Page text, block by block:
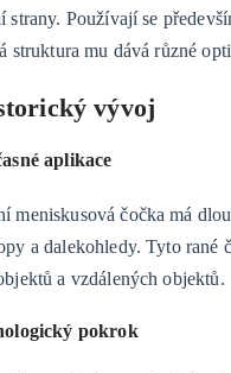
strany. Používají se
struktura mu dává různé
vývoj
aplikace
meniskusová čočka má
a dalekohledy. Tyto
a vzdálených objektů.
pokrok